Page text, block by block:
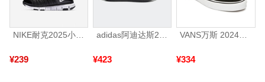
NIKE耐克2025小童NIKE DYNAMO FREE (PS)儿童343738-013
¥239
adidas阿迪达斯2025中性edge gamedaySPW FTW-跑步GW2499
¥423
VANS万斯 2024年新款中性OldSkool帆布鞋/硫化鞋VN000D3HY28（延续款）
¥334